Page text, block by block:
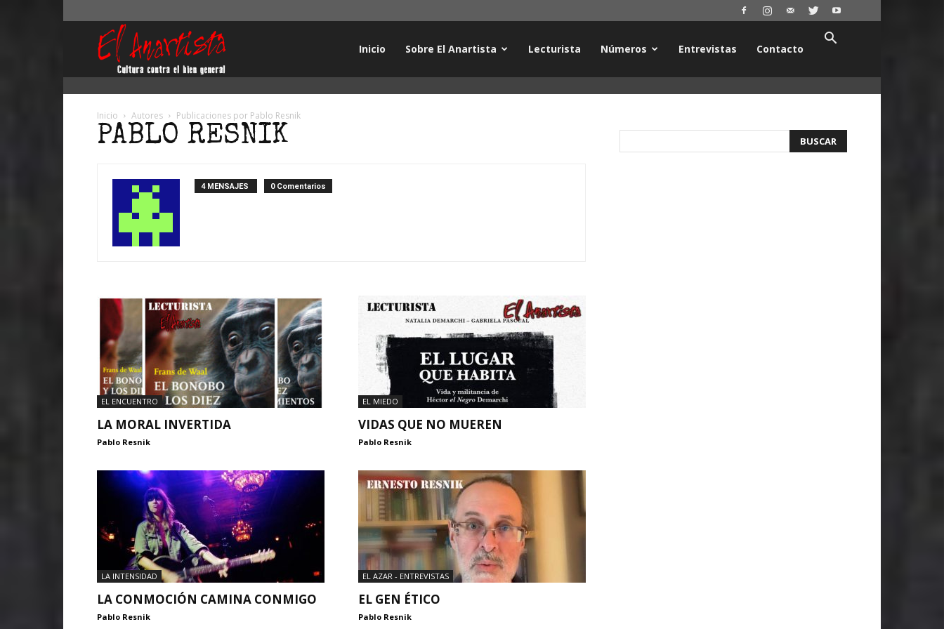
Inicio Sobre El Anartista Lecturista Números Entrevistas Contacto
Inicio Autores Publicaciones por Pablo Resnik
PABLO RESNIK
4 MENSAJES 0 Comentarios
EL ENCUENTRO
LA MORAL INVERTIDA
Pablo Resnik
EL MIEDO
VIDAS QUE NO MUEREN
Pablo Resnik
LA INTENSIDAD
LA CONMOCIÓN CAMINA CONMIGO
Pablo Resnik
EL AZAR - ENTREVISTAS
EL GEN ÉTICO
Pablo Resnik